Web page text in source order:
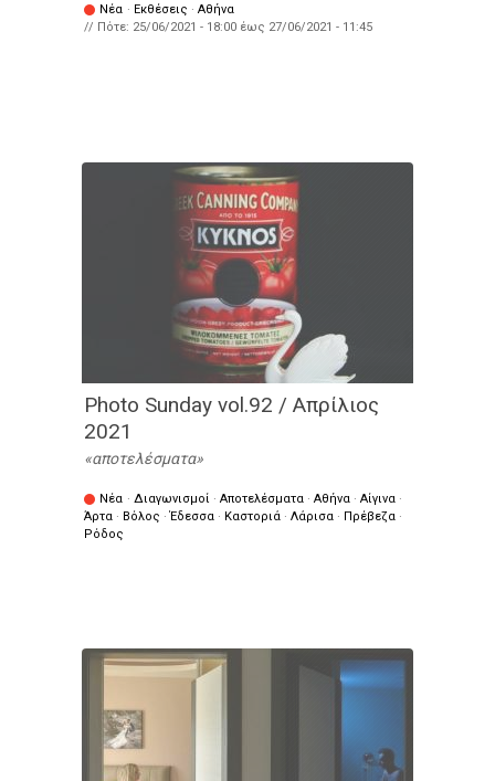
Νέα · Εκθέσεις · Αθήνα
// Πότε: 25/06/2021 - 18:00 έως 27/06/2021 - 11:45
Photo Sunday vol.92 / Απρίλιος
2021
αποτελέσματα
Νέα · Διαγωνισμοί · Αποτελέσματα · Αθήνα · Αίγινα ·
Άρτα · Βόλος ·Έδεσσα · Καστοριά · Λάρισα · Πρέβεζα ·
Ρόδος